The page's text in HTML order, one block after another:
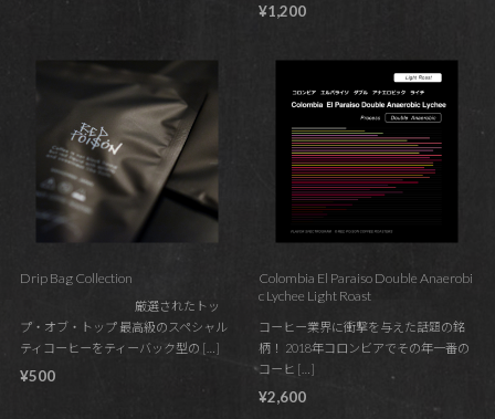
¥1,200
Drip Bag Collection
厳選されたトッ
プ・オブ・トップ 最高級のスペシャル
ティコーヒーをティーバック型の […]
¥500
Colombia El Paraiso Double Anaerobi
c Lychee Light Roast
コーヒー業界に衝撃を与えた話題の銘
柄！ 2018年コロンビアでその年一番の
コーヒ […]
¥2,600